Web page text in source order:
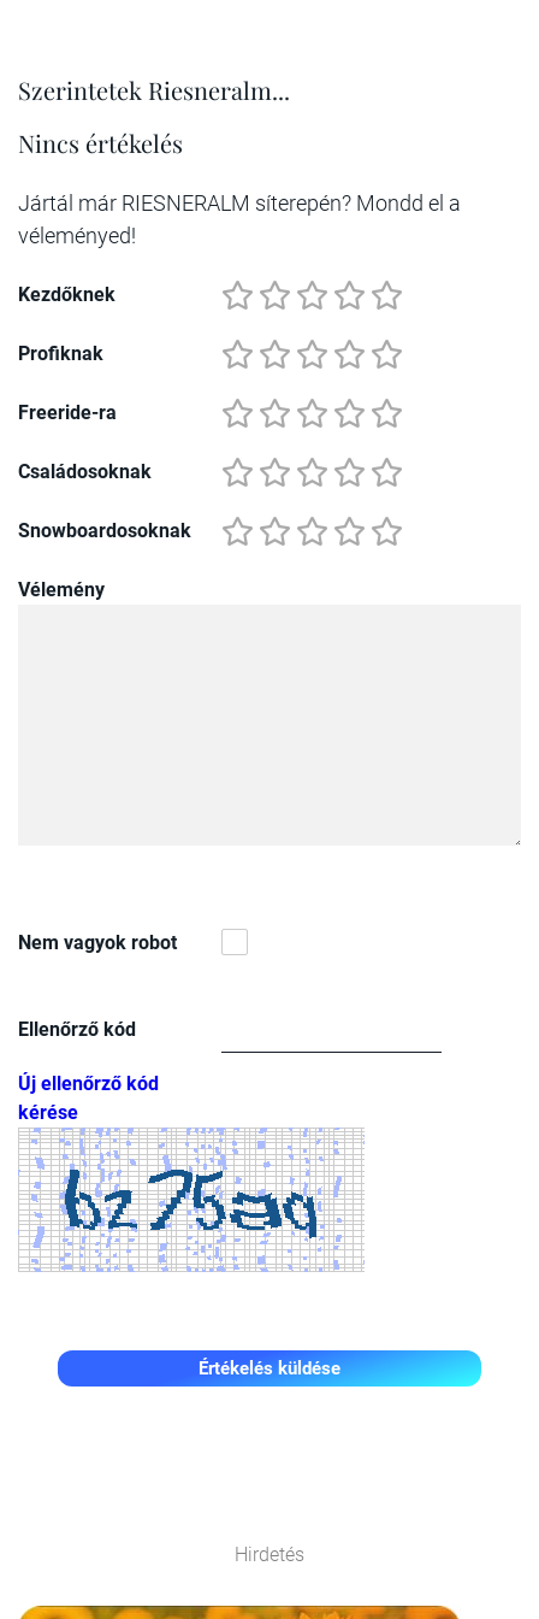
Szerintetek Riesneralm...
Nincs értékelés
Jártál már RIESNERALM síterepén? Mondd el a
véleményed!
Kezdőknek
Profiknak
Freeride-ra
Családosoknak
Snowboardosoknak
Vélemény
Nem vagyok robot
Ellenőrző kód
Új ellenőrző kód
kérése
Értékelés küldése
Hirdetés